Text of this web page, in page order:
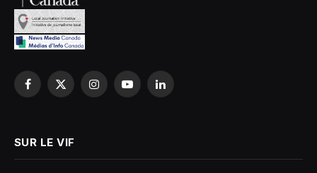
Facebook
X
InstagramYouTubeLinkedIn
SUR LE VIF